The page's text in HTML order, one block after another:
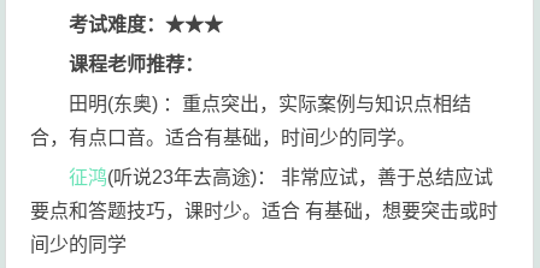
考试难度：★★★
课程老师推荐：
田明(东奥) ：重点突出，实际案例与知识点相结
合，有点口音。适合有基础，时间少的同学。
征鸿(听说23年去高途)： 非常应试，善于总结应试
要点和答题技巧，课时少。适合 有基础，想要突击或时
间少的同学